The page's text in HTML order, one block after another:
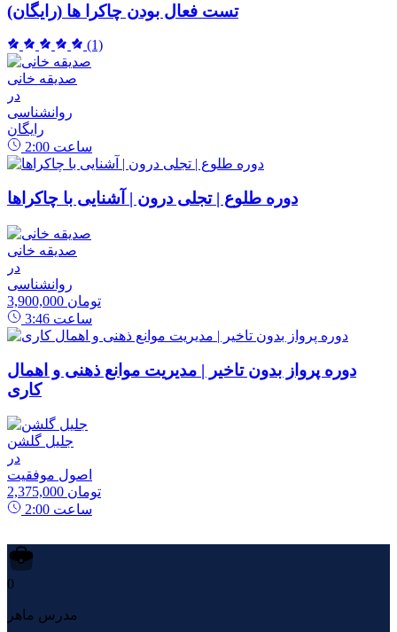
تست فعال بودن چاکرا ها (رایگان)
(1)
صدیقه خانی
در
روانشناسی
رایگان
2:00 ساعت
دوره طلوع | تجلی درون | آشنایی با چاکراها
صدیقه خانی
در
روانشناسی
3,900,000 تومان
3:46 ساعت
دوره پرواز بدون تاخیر | مدیریت موانع ذهنی و اهمال
کاری
جلیل گلشن
در
اصول موفقیت
2,375,000 تومان
2:00 ساعت
0
مدرس ماهر